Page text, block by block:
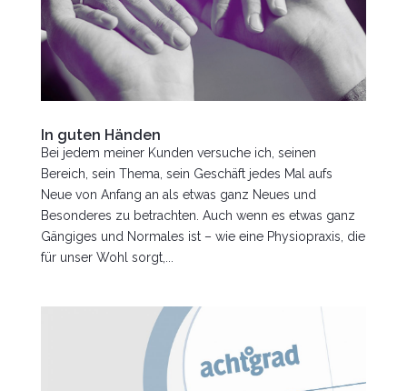
In guten Händen
Bei jedem meiner Kunden versuche ich, seinen
Bereich, sein Thema, sein Geschäft jedes Mal aufs
Neue von Anfang an als etwas ganz Neues und
Besonderes zu betrachten. Auch wenn es etwas ganz
Gängiges und Normales ist – wie eine Physiopraxis, die
für unser Wohl sorgt,...